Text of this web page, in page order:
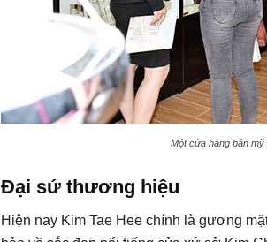
Một cửa hàng bán
Đại sứ thương hiệu
Hiện nay Kim Tae Hee chính là gương